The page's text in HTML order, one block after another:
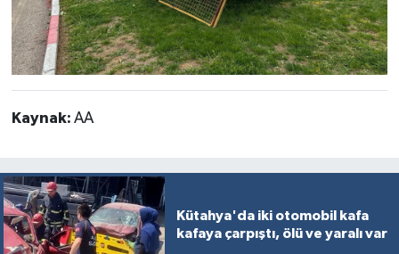
Kaynak: AA
Kütahya'da iki otomobil kafa
kafaya çarpıştı, ölü ve yaralı var